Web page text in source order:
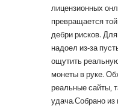
лицензионных
превращается
дебри рисков.
надоел из-за
ощутить
монеты в руке.
реальные сайты,
удача.Собрано из